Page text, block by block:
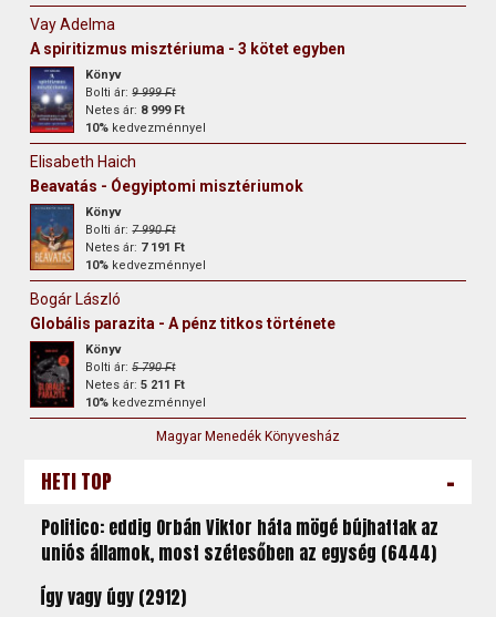
Vay Adelma
A spiritizmus misztériuma - 3 kötet egyben
Könyv
Bolti ár:9 999 Ft
Netes ár: 8 999 Ft
10% kedvezménnyel
Elisabeth Haich
Beavatás - Óegyiptomi misztériumok
Könyv
Bolti ár:7 990 Ft
Netes ár: 7 191 Ft
10% kedvezménnyel
Bogár László
Globális parazita - A pénz titkos története
Könyv
Bolti ár:5 790 Ft
Netes ár:5 211 Ft
10% kedvezménnyel
Magyar Menedék Könyvesház
HETI TOP -
Politico: eddig Orbán Viktor háta mögé bújhattak az
uniós államok, most szétesőben az egység (6444)
Így vagy úgy (2912)